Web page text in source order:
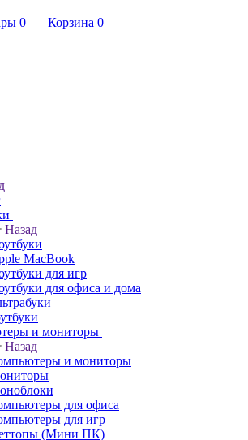
0 Корзина 0
Назад
MacBook
для игр
для офиса и дома
и мониторы
Назад
и мониторы
для офиса
для игр
(Мини ПК)